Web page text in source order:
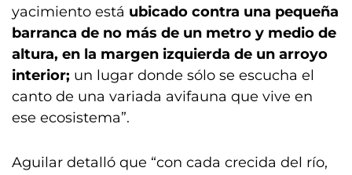
yacimiento está ubicado contra una pequeña
barranca de no más de un metro y medio de
altura, en la margen izquierda de un arroyo
interior; un lugar donde sólo se escucha el
canto de una variada avifauna que vive en
ese ecosistema”.
Aguilar detalló que “con cada crecida del río,